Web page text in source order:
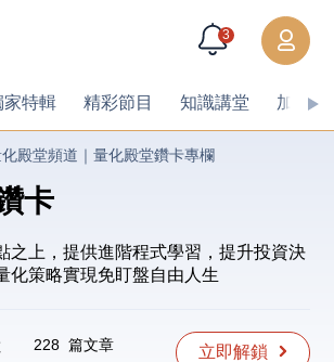
3
家特輯 精彩節目 知識講堂 加值內
殿堂頻道｜量化殿堂鑽卡專欄
卡
之上，提供進階程式學習，提升投資決
化策略實現免盯盤自由人生
228 篇文章
立即解鎖